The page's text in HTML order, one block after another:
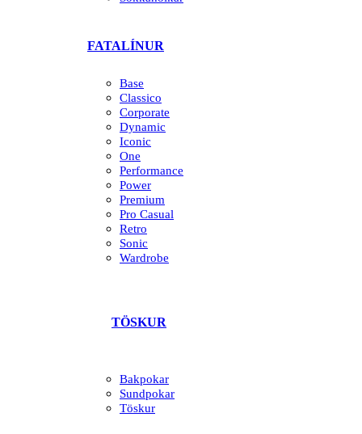
FATALÍNUR
Base
Classico
Corporate
Dynamic
Iconic
One
Performance
Power
Premium
Pro Casual
Retro
Sonic
Wardrobe
TÖSKUR
Bakpokar
Sundpokar
Töskur